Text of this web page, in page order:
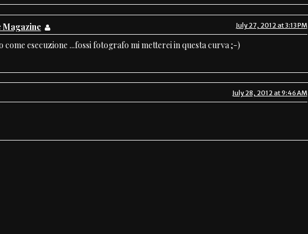
July 27, 2012 at 3:13 PM
esecuzione ...fossi fotografo mi metterei in questa curva ;-)
July 28, 2012 at 9:46 AM